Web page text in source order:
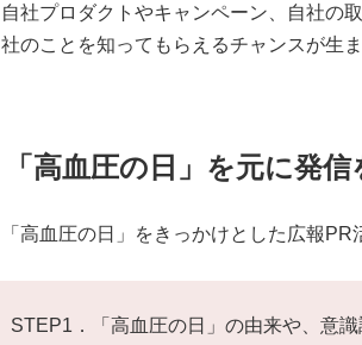
自社プロダクトやキャンペーン、自社の
社のことを知ってもらえるチャンスが生ま
「高血圧の日」を元に発
「高血圧の日」をきっかけとした広報
STEP1．「高血圧の日」の由来や、意